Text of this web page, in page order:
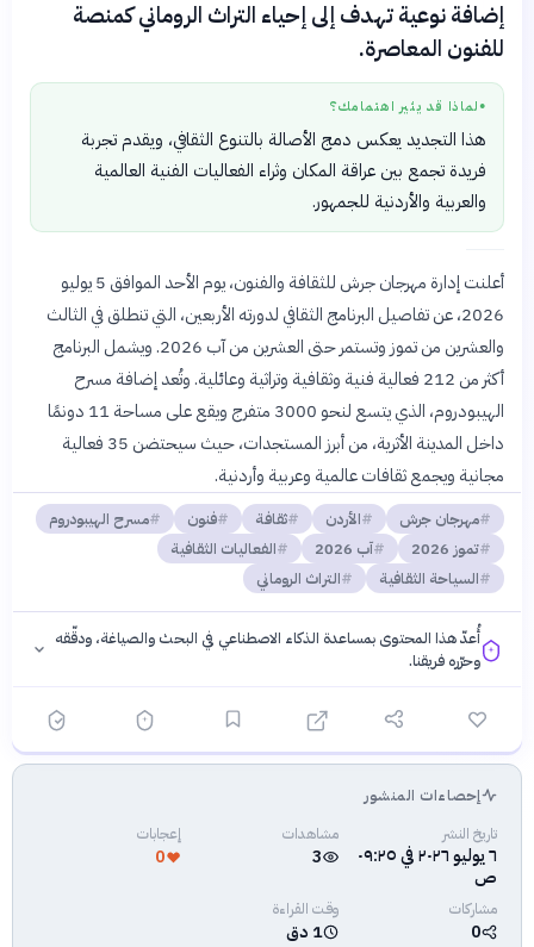
إضافة نوعية تهدف إلى إحياء التراث الروماني كمنصة
للفنون المعاصرة.
● لماذا قد يثير اهتمامك؟
هذا التجديد يعكس دمج الأصالة بالتنوع الثقافي، ويقدم تجربة
فريدة تجمع بين عراقة المكان وثراء الفعاليات الفنية العالمية
والعربية والأردنية للجمهور.
أعلنت إدارة مهرجان جرش للثقافة والفنون، يوم الأحد الموافق 5 يوليو
2026، عن تفاصيل البرنامج الثقافي لدورته الأربعين، التي تنطلق في الثالث
والعشرين من تموز وتستمر حتى العشرين من آب 2026. ويشمل البرنامج
أكثر من 212 فعالية فنية وثقافية وتراثية وعائلية. وتُعد إضافة مسرح
الهيبودروم، الذي يتسع لنحو 3000 متفرج ويقع على مساحة 11 دونمًا
داخل المدينة الأثرية، من أبرز المستجدات، حيث سيحتضن 35 فعالية
مجانية ويجمع ثقافات عالمية وعربية وأردنية.
مهرجان جرش الأردن ثقافة فنون
مسرح الهيبودروم
تموز 2026
آب 2026
الفعاليات الثقافية
السياحة الثقافية
التراث الروماني
أُعدّ هذا المحتوى بمساعدة الذكاء الاصطناعي في البحث والصياغة، ودقّقه
وحرّره فريقنا.
فلسفتنا المعرفية·سياسة الذكاء الاصطناعيإحصاءات المنشور
تاريخ النشر
٦ يوليو ٢٠٢٦ في ٠٩:٢٥
ص
مشاهدات
3
إعجابات
0
مشاركات
0
وقت القراءة
1 دق